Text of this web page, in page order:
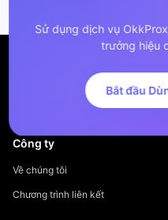
Sử dụng dịch vụ
trưởng hiệu
Bắt đầu
Công ty
Về chúng tôi
Chương trình liên kết